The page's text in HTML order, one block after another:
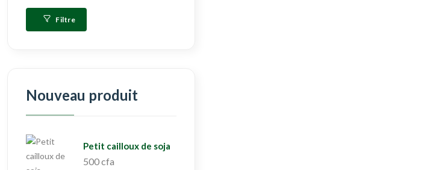
Filtre
Nouveau produit
Petit cailloux de soja
500 cfa